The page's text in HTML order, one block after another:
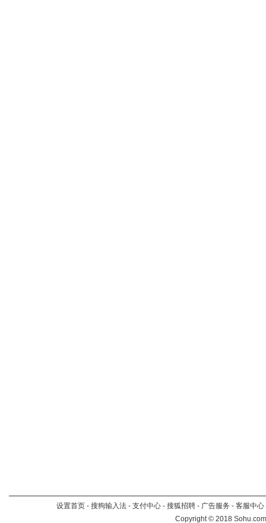
设置首页 - 搜狗输入法 - 支付中心 - 搜狐招聘 - 广告服务 - 客服中心
Copyright©2018